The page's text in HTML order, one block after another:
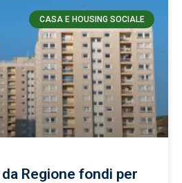
CASA E HOUSING SOCIALE
Regione fondi per